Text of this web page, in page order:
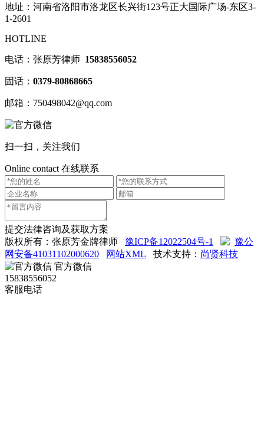
地址：河南省洛阳市洛龙区长兴街123号正大国际广场-东区3-
1-2601
HOTLINE
电话：张原芳律师 15838556052
固话： 0379-80868665
邮箱：750498042@qq.com
扫一扫，关注我们
Online contact 在线联系
提交法律咨询及获取方案
版权所有：张原芳金牌律师 豫ICP备12022504号-1
豫公
网安备41031102000620
网站XML 技术支持： 尚贤科技
官方微信
15838556052
客服电话